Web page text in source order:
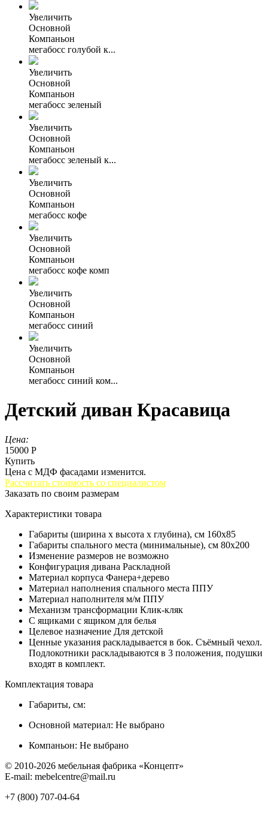
Увеличить
Основной
Компаньон
мегабосс голубой к...
Увеличить
Основной
Компаньон
мегабосс зеленый
Увеличить
Основной
Компаньон
мегабосс зеленый к...
Увеличить
Основной
Компаньон
мегабосс кофе
Увеличить
Основной
Компаньон
мегабосс кофе комп
Увеличить
Основной
Компаньон
мегабосс синий
Увеличить
Основной
Компаньон
мегабосс синий ком...
Детский диван Красавица
Цена:
15000 Р
Купить
Цена с МДФ фасадами изменится.
Рассчитать стоимость со специалистом
Заказать по своим размерам
Характеристики товара
Габариты (ширина х высота х глубина), см 160х85
Габариты спального места (минимальные), см 80х200
Изменение размеров не возможно
Конфигурация дивана Раскладной
Материал корпуса Фанера+дерево
Материал наполнения спального места ППУ
Материал наполнителя м/м ППУ
Механизм трансформации Клик-кляк
С ящиками с ящиком для белья
Целевое назначение Для детской
Ценные указания раскладывается в бок. Съёмный чехол.
Подлокотники раскладываются в 3 положения, подушки
входят в комплект.
Комплектация товара
Габариты, см:
Основной материал: Не выбрано
Компаньон: Не выбрано
© 2010-2026 мебельная фабрика «Концепт»
E-mail: mebelcentre@mail.ru
+7 (800) 707-04-64